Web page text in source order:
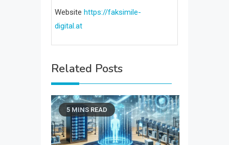
Website https://faksimile-
digital.at
Related Posts
5 MINS READ